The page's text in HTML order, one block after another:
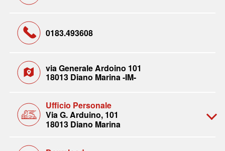
0183.493608
via Generale Ardoino 101
18013 Diano Marina -IM-
Ufficio Personale
Via G. Arduino, 101
18013 Diano Marina